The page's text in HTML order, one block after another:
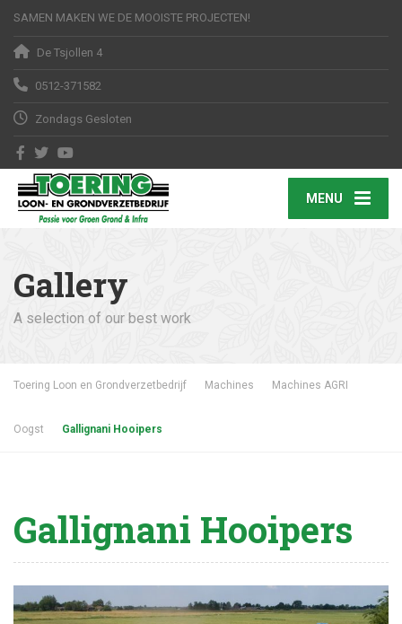
SAMEN MAKEN WE DE MOOISTE PROJECTEN!
De Tsjollen 4
0512-371582
Zondags Gesloten
MENU
Gallery
A selection of our best work
Toering Loon en Grondverzetbedrijf Machines Machines AGRI
Oogst Gallignani Hooipers
Gallignani Hooipers